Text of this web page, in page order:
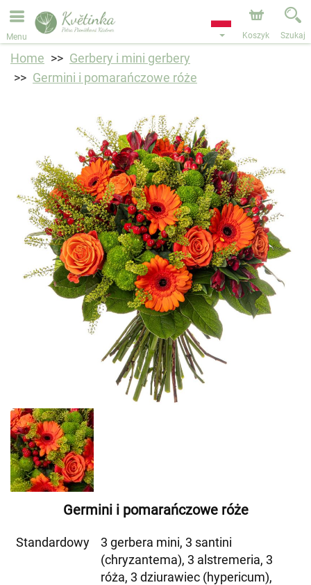
Przyjmujemy zamówienia za pośrednictwem naszego
sklepu internetowego. Najbliższy możliwy termin dostawy
to 11.08.2026 z powodu urlopu.
Menu Koszyk Szukaj
Home
Gerbery i mini gerbery
Germini i pomarańczowe róże
Germini i pomarańczowe róże
Standardowy
3 gerbera mini, 3 santini
(chryzantema), 3 alstremeria, 3
róża, 3 dziurawiec (hypericum),